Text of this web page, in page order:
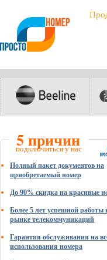
5 причин
подключиться у нас
Полный пакет документов на
приобретаемый номер
До 90% скидка на красивые
Более 5 лет успешной работы
рынке телекоммуникаций
Гарантия обслуживания на
использования номера